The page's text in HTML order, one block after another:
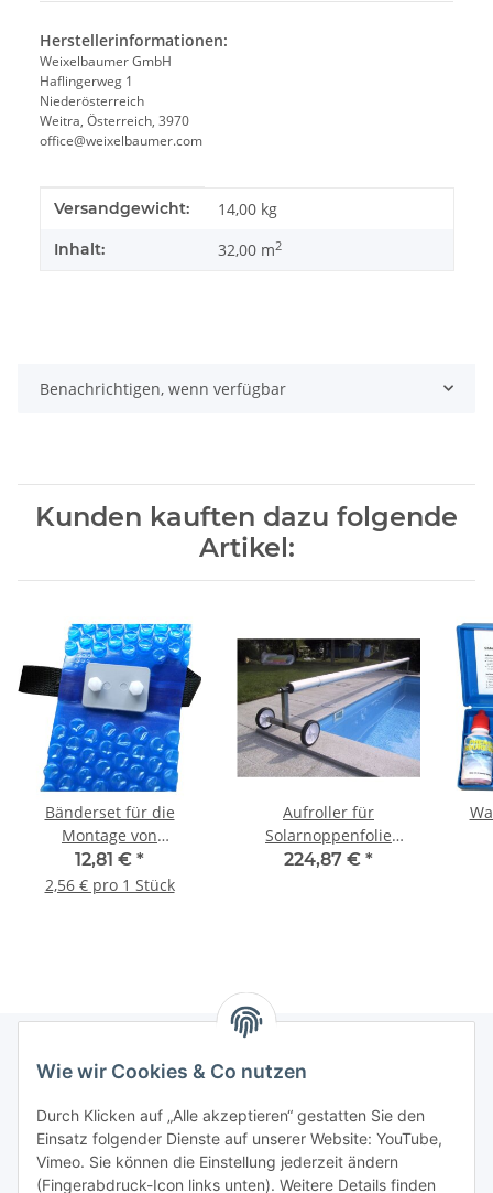
Wie wir Cookies & Co nutzen
Durch Klicken auf „Alle akzeptieren“ gestatten Sie den
Einsatz folgender Dienste auf unserer Website: YouTube,
Vimeo. Sie können die Einstellung jederzeit ändern
(Fingerabdruck-Icon links unten). Weitere Details finden
Herstellerinformationen:
Weixelbaumer GmbH
Haflingerweg 1
Niederösterreich
Weitra, Österreich, 3970
office@weixelbaumer.com
Produkteigenschaft
Wert
Versandgewicht: 14,00 kg
Inhalt: 32,00 m2
Benachrichtigen, wenn verfügbar
Kunden kauften dazu folgende
Artikel:
Bänderset für die
Montage von
Solarplanen auf
Aufroller
12,81 € *
2,56 € pro 1 Stück
Aufroller für
Solarnoppenfolie
Edelstahl
224,87 € *
Gesetzliche Informationen